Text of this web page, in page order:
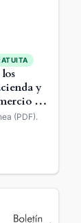
y
y
(PDF).